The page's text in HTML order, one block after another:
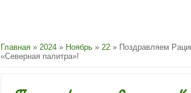
Главная » 2024 » Ноябрь » 22 » Поздравляем
«Северная палитра»!